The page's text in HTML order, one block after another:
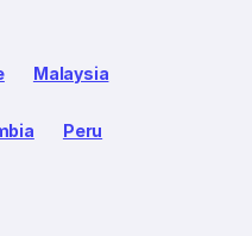
Malaysia
Peru